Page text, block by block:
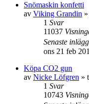
Snömaskin konfetti
av Viking Grandin »
1 Svar
11037
Senaste
ons 21 feb
Köpa CO2 gun
av Nicke Löfgren »
1 Svar
10743